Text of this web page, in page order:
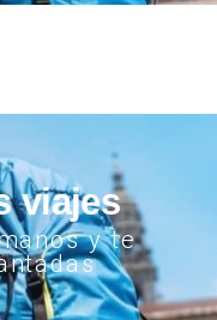
viajes
y te